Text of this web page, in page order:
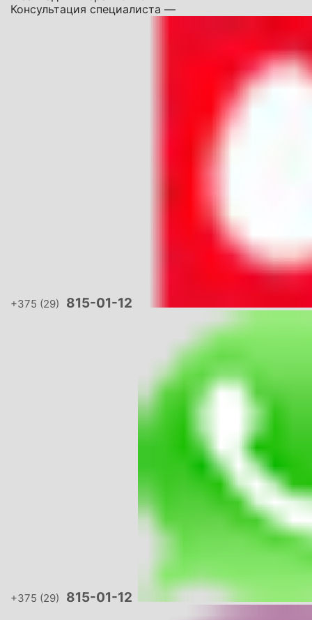
Консультация специалиста —
+375 (29) 815-01-12
+375 (29) 815-01-12